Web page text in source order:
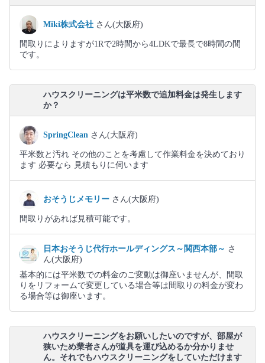
Miki株式会社 さん(大阪府)
間取りによりますが1Rで2時間から4LDKで最長で8時間の間
です。
ハウスクリーニングは平米数で追加料金は発生します
か？
SpringClean さん(大阪府)
平米数と汚れ その他のことを考慮して作業料金を決めており
ます 必要なら 見積もりに伺います
おそうじメモリー さん(大阪府)
間取りがあれば見積可能です。
日本おそうじ代行ホールディングス～関西本部～ さ
ん(大阪府)
基本的には平米数での料金のご変動は御座いませんが、間取
りをリフォームで変更している場合等は間取りの料金が変わ
る場合等は御座います。
ハウスクリーニングをお願いしたいのですが、部屋が
狭いため業者さんが道具を運び込めるか分かりませ
ん。それでもハウスクリーニングをしていただけます